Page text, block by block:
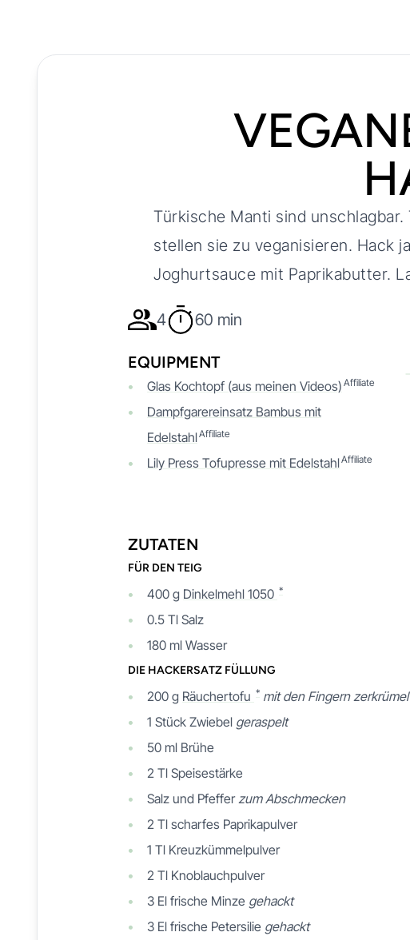
Türkische Manti sind
stellen sie zu veganisieren. Hack
Joghurtsauce mit Paprikabutter.
4 60 min
EQUIPMENT
Glas Kochtopf (aus meinen Videos) Affiliate
Dampfgarereinsatz Bambus mit
EdelstahlAffiliate
Lily Press Tofupresse mit EdelstahlAffiliate
ZUTATEN
FÜR DEN TEIG
400 g Dinkelmehl 1050 *
0.5 Tl Salz
180 ml Wasser
DIE HACKERSATZ FÜLLUNG
200 g Räuchertofu * mit den Fingern
1 Stück Zwiebel geraspelt
50 ml Brühe
2 Tl Speisestärke
Salz und Pfeffer zum Abschmecken
2 Tl scharfes Paprikapulver
1 Tl Kreuzkümmelpulver
2 Tl Knoblauchpulver
3 El frische Minze gehackt
3 El frische Petersilie gehackt